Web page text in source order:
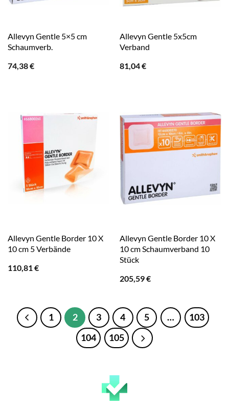
Allevyn Gentle 5×5 cm
Schaumverb.
74,38€
Allevyn Gentle 5x5cm
Verband
81,04€
Allevyn Gentle Border 10 X
10 cm 5 Verbände
110,81€
Allevyn Gentle Border 10 X
10 cm Schaumverband 10
Stück
205,59€
1 2 3 4 5 …
103
104
105